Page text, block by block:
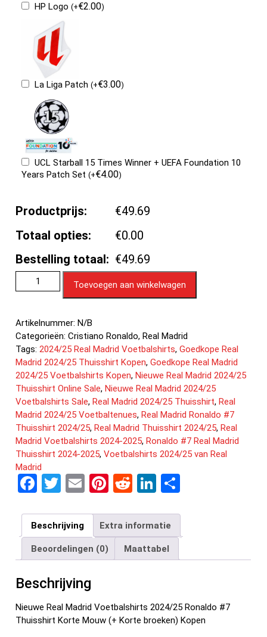
HP Logo(+€2.00)
La Liga Patch(+€3.00)
UCL Starball 15 Times Winner + UEFA Foundation 10
Years Patch Set(+€4.00)
Productprijs:
€49.69
Totaal opties:
€0.00
Bestelling totaal: €49.69
Toevoegen aan winkelwagen
Artikelnummer: N/B
Categorieën:Cristiano Ronaldo, Real Madrid
Tags:2024/25 Real Madrid Voetbalshirts,Goedkope Real
Madrid 2024/25 Thuisshirt Kopen,Goedkope Real Madrid
2024/25 Voetbalshirts Kopen, Nieuwe Real Madrid 2024/25
Thuisshirt Online Sale, Nieuwe Real Madrid 2024/25
Voetbalshirts Sale, Real Madrid 2024/25 Thuisshirt, Real
Madrid 2024/25 Voetbaltenues, Real Madrid Ronaldo #7
Thuisshirt 2024/25, Real Madrid Thuisshirt 2024/25, Real
Madrid Voetbalshirts 2024-2025, Ronaldo #7 Real Madrid
Thuisshirt 2024-2025,Voetbalshirts 2024/25 van Real
Madrid
F
ce
b
o
o
k
T
tt
er
E
ail
Pi
er
es
t
R
d
di
t
Li
ke
dI
n
e
n
Beschrijving Extra informatie
Beoordelingen (0) Maattabel
Beschrijving
Nieuwe Real Madrid Voetbalshirts 2024/25 Ronaldo #7
Thuisshirt Korte Mouw (+ Korte broeken) Kopen